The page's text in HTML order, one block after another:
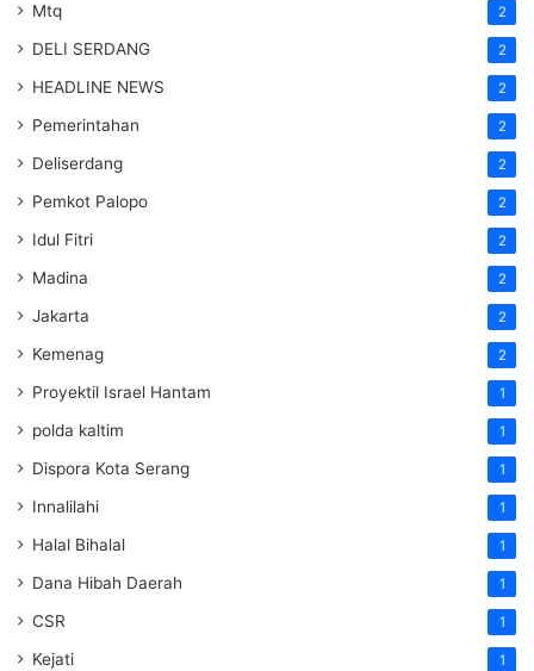
Mtq 2
DELI SERDANG 2
HEADLINE NEWS 2
Pemerintahan 2
Deliserdang 2
Pemkot Palopo 2
Idul Fitri 2
Madina 2
Jakarta 2
Kemenag 2
Proyektil Israel Hantam 1
polda kaltim 1
Dispora Kota Serang 1
Innalilahi 1
Halal Bihalal 1
Dana Hibah Daerah 1
CSR 1
Kejati 1